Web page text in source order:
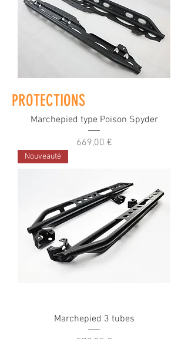
Marchepied type Poison Spyder
Prix
669,00 €
Nouveauté
Marchepied 3 tubes
PROTECTIONS